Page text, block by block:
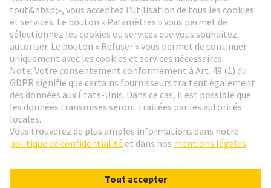
Aller à l'inscription
Social Media
France Français